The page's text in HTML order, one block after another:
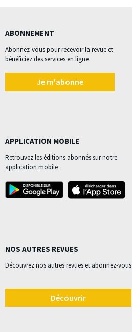
ABONNEMENT
Abonnez-vous pour recevoir la revue et
bénéficiez des services en ligne
Je m'abonne
APPLICATION MOBILE
Retrouvez les éditions abonnés sur notre
application mobile
NOS AUTRES REVUES
Découvrez nos autres revues et abonnez-vous
Découvrir